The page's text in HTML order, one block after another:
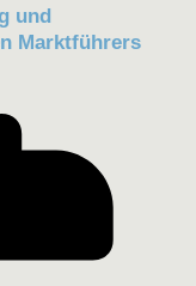
und
Marktführers